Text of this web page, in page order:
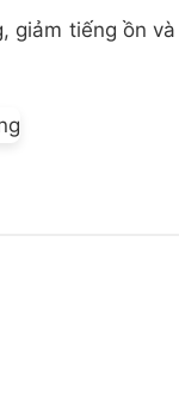
giảm tiếng ồn